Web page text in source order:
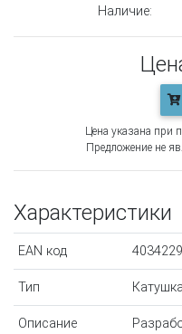
Наличие:
Цена указана при
Предложение не
Характеристики
EAN код
Тип
Описание